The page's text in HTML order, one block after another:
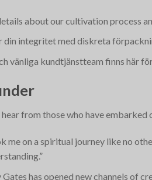
about our cultivation process
integritet med diskreta
vänliga kundtjänstteam finns här
from those who have
me on a spiritual journey like no
Gates has opened new channels of